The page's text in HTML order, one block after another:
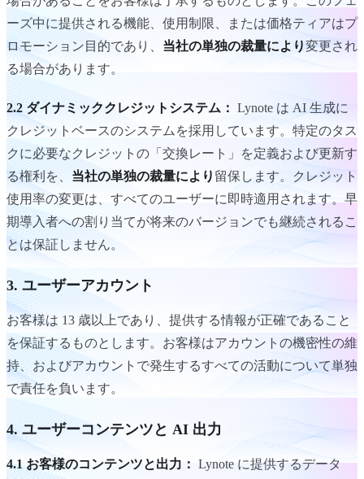
ーズ中に提供される機能、使用制限、または価格ティアはプ
ロモーション目的であり、 当社の単独の裁量により変更され
る場合があります。
2.2 ダイナミッククレジットシステム： Lynote は AI 生成に
クレジットベースのシステムを採用しています。特定のタス
クに必要なクレジットの「交換レート」を定義および更新す
る権利を、 当社の単独の裁量により 留保します。クレジット
使用率の変更は、すべてのユーザーに即時適用されます。早
期導入者への割り当てが将来のバージョンでも継続されるこ
とは保証しません。
3. ユーザーアカウント
お客様は 13 歳以上であり、提供する情報が正確であること
を保証するものとします。お客様はアカウントの機密性の維
持、およびアカウントで発生するすべての活動について単独
で責任を負います。
4. ユーザーコンテンツと AI 出力
4.1 お客様のコンテンツと出力： Lynote に提供するデータ